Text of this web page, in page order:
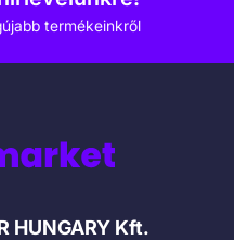
termékeinkről
HUNGARY Kft.